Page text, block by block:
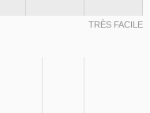
TRÈS FACILE